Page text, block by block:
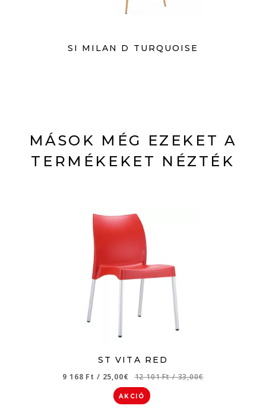
SI MILAN D TURQUOISE
MÁSOK MÉG EZEKET A
TERMÉKEKET NÉZTÉK
ST VITA RED
9 168 Ft / 25,00€ 12 101 Ft/ 33,00€
AKCIÓ